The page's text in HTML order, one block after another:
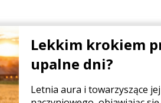
Lekkim krokiem
upalne dni?
Letnia aura i towarzyszące